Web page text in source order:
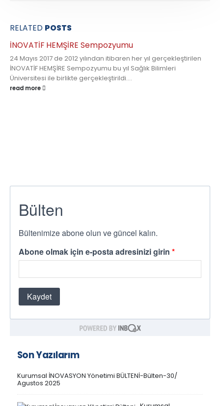
RELATED POSTS
İNOVATİF HEMŞİRE Sempozyumu
24 Mayıs 2017 de 2012 yılından itibaren her yıl gerçekleştirilen
İNOVATİF HEMŞİRE Sempozyumu bu yıl Sağlık Bilimleri
Üniversitesi ile birlikte gerçekleştirildi....
read more
Son Yazılarım
Kurumsal İNOVASYON Yönetimi BÜLTENİ-Bülten-30/
Agustos 2025